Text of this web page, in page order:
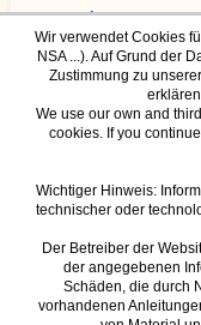
update
DMR Mode
IPSC2 Dashboard
IPSC2 Dashboard
(nur über Hamnet
D-Star Mode
Wir verwendet Cookies
NSA ...). Auf Grund der
Zustimmung zu
We use our own and
cookies. If you
Wichtiger Hinweis:
technischer oder
Der Betreiber der
der angegebenen
Schäden, die durch
vorhandenen